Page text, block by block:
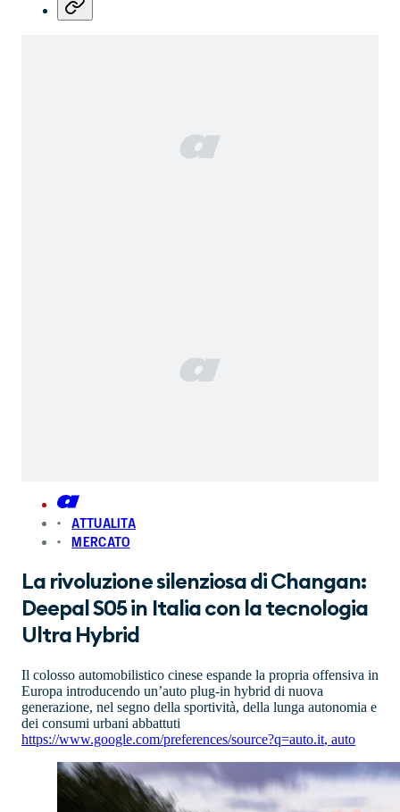
ATTUALITA
MERCATO
La rivoluzione silenziosa di Changan:
Deepal S05 in Italia con la tecnologia
Ultra Hybrid
Il colosso automobilistico cinese espande la propria offensiva in
Europa introducendo un’auto plug-in hybrid di nuova
generazione, nel segno della sportività, della lunga autonomia e
dei consumi urbani abbattuti
https://www.google.com/preferences/source?q=auto.it, auto